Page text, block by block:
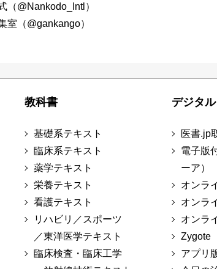
（@Nankodo_Intl）
室（@gankango）
教科書
基礎系テキスト
臨床系テキスト
薬学テキスト
栄養テキスト
看護テキスト
リハビリ／スポーツ
／東洋医学テキスト
臨床検査・臨床工学
デジタ
医書.jp
電子版
ーア）
オンラ
オンラ
オンラ
Zygote
アプリ